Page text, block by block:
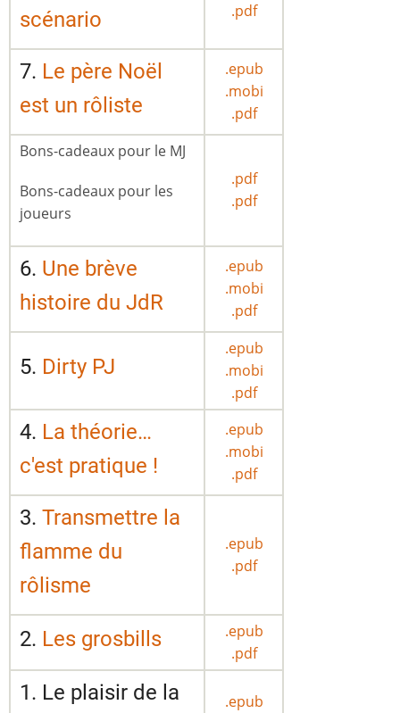
scénario
.pdf
7. Le père Noël
est un rôliste
.epub
.mobi
.pdf
Bons-cadeaux pour le MJ
Bons-cadeaux pour les
joueurs
.pdf
.pdf
6. Une brève
histoire du JdR
.epub
.mobi
.pdf
5. Dirty PJ
.epub
.mobi
.pdf
4. La théorie…
c'est pratique !
.epub
.mobi
.pdf
3. Transmettre la
flamme du
rôlisme
.epub
.pdf
2. Les grosbills
.epub
.pdf
1. Le plaisir de la
.epub